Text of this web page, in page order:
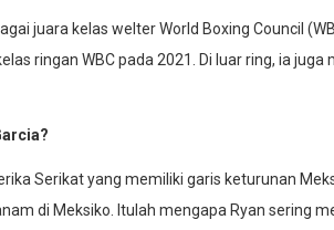
juara kelas welter World Boxing Council
ringan WBC pada 2021. Di luar ring, ia juga
Serikat yang memiliki garis keturunan
di Meksiko. Itulah mengapa Ryan sering